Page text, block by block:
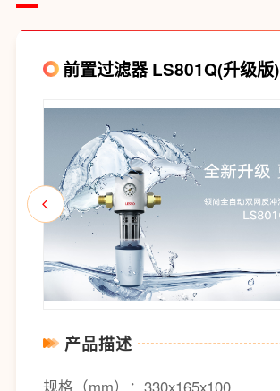
前置过滤器 LS801Q(升级版)
产品描述
规格（mm）：330x165x100